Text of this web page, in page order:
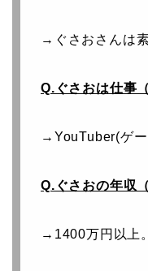
→ぐさおさんは
Q.ぐさおは仕事
→YouTuber(ゲー
Q.ぐさおの年収
→1400万円以上。